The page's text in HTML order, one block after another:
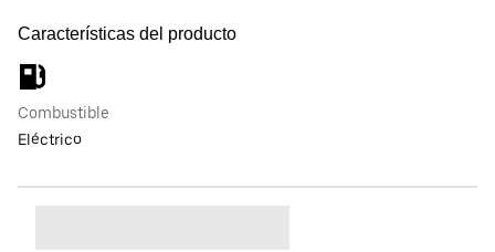
Características del producto
Combustible
Eléctrico